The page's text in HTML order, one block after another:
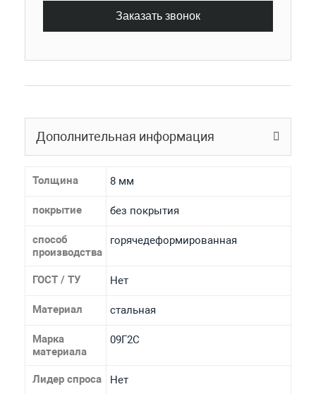
Заказать звонок
Дополнительная информация
Толщина 8 мм
покрытие без покрытия
способ
производства
горячедеформированная
ГОСТ / ТУ Нет
Материал стальная
Марка
материала
09Г2С
Лидер спроса Нет